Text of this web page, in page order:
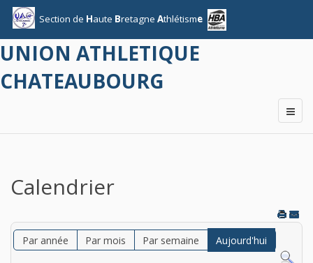
Section de Haute Bretagne Athlétisme
UNION ATHLETIQUE
CHATEAUBOURG
Calendrier
Par année Par mois Par semaine Aujourd'hui